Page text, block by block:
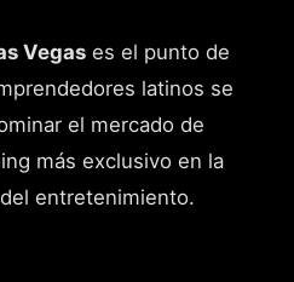
Vegases el punto de
latinos se
el mercado de
más exclusivo en la
entretenimiento.